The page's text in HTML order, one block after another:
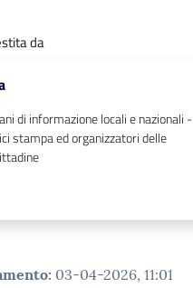
da
di informazione locali e nazionali -
stampa ed organizzatori delle
: 03-04-2026, 11:01